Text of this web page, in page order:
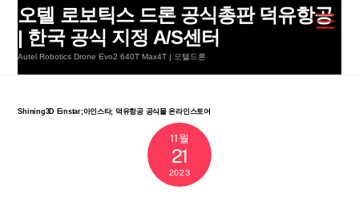
Skip
content
오텔 로보틱스 드론 공식총판 덕유항공
| 한국 공식 지정 A/S센터
Autel Robotics Drone Evo2 640T Max4T | 오텔드론
Shining3D Einstar;아인스타; 덕유항공 공식몰 온라인스토어
11월
21
2023